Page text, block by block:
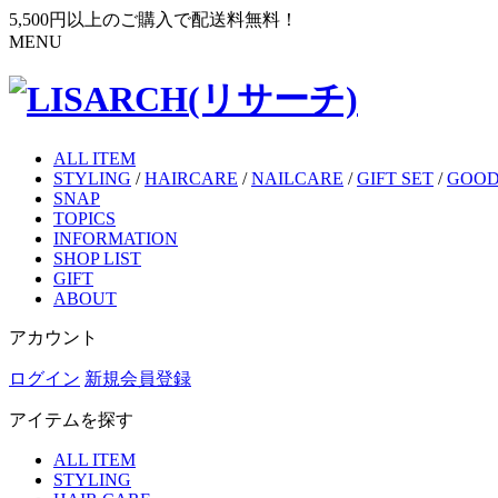
5,500円以上のご購入で配送料無料！
MENU
ALL ITEM
STYLING /HAIRCARE /NAILCARE /GIFT SET /
SNAP
TOPICS
INFORMATION
SHOP LIST
GIFT
ABOUT
アカウント
ログイン 新規会員登録
アイテムを探す
ALL ITEM
STYLING